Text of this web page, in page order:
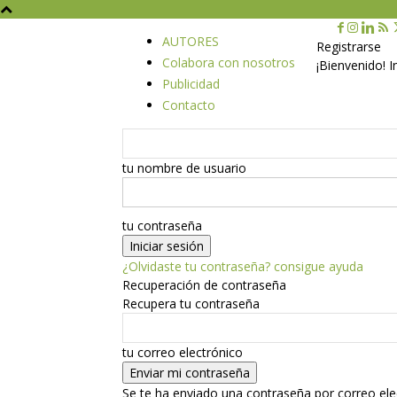
AUTORES
Colabora con nosotros
Publicidad
Contacto
Registrarse
¡Bienvenido!
tu nombre de usuario
tu contraseña
¿Olvidaste tu contraseña? consigue ayuda
Recuperación de contraseña
Recupera tu contraseña
tu correo electrónico
Se te ha enviado una contraseña por correo